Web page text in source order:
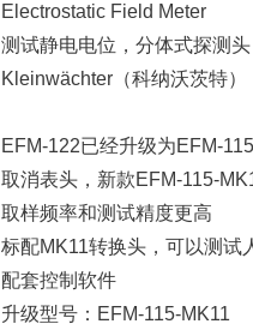
Electrostatic Field Meter
测试静电电位，分体式探测头
Kleinwächter（科纳沃茨特）
EFM-122已经升级为EFM-
取消表头，新款EFM-115-
取样频率和测试精度更高
标配MK11转换头，可以测试
配套控制软件
升级型号：EFM-115-MK11